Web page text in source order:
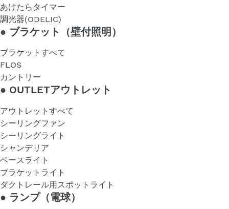
あけたらタイマー
調光器(ODELIC)
● ブラケット（壁付照明）
ブラケットすべて
FLOS
カントリー
● OUTLETアウトレット
アウトレットすべて
シーリングファン
シーリングライト
シャンデリア
ベースライト
ブラケットライト
ダクトレール用スポットライト
● ランプ（電球）